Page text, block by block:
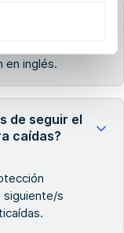
en inglés.
de seguir el
caídas?
siguiente/s